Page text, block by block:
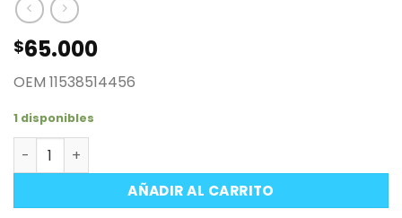
$65.000
OEM 11538514456
1 disponibles
Tubería liquido refrigerante a deposito compensación
AÑADIR AL CARRITO